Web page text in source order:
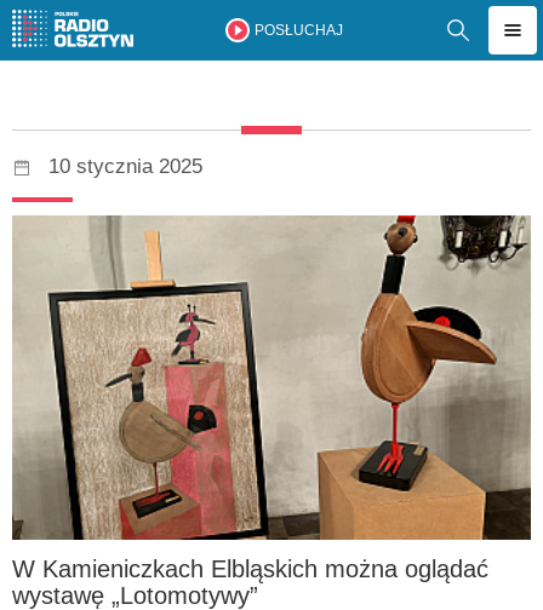
POSŁUCHAJ
10 stycznia 2025
W Kamieniczkach Elbląskich można oglądać
wystawę „Lotomotywy”